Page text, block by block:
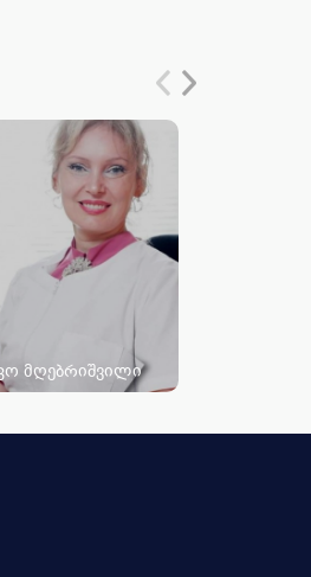
მღებრიშვილი